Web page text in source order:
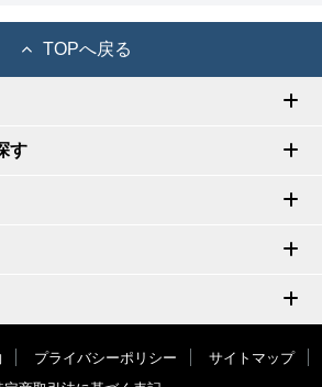
TOPへ戻る
す
プライバシーポリシー
サイトマップ